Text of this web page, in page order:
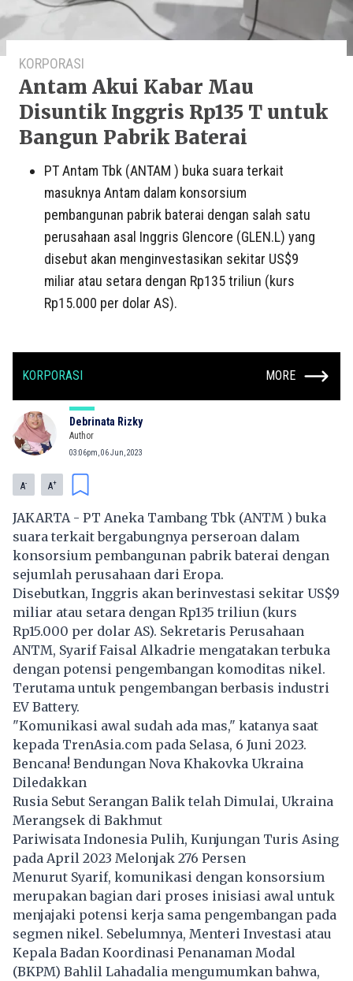
KORPORASI
Antam Akui Kabar Mau
Disuntik Inggris Rp135 T untuk
Bangun Pabrik Baterai
PT Antam Tbk (ANTAM ) buka suara terkait
masuknya Antam dalam konsorsium
pembangunan pabrik baterai dengan salah satu
perusahaan asal Inggris Glencore (GLEN.L) yang
disebut akan menginvestasikan sekitar US$9
miliar atau setara dengan Rp135 triliun (kurs
Rp15.000 per dolar AS).
KORPORASI MORE
Debrinata Rizky
Author
03:06pm, 06 Jun, 2023
A- A+
JAKARTA - PT Aneka Tambang Tbk (ANTM ) buka
suara terkait bergabungnya perseroan dalam
konsorsium pembangunan pabrik baterai dengan
sejumlah perusahaan dari Eropa.
Disebutkan, Inggris akan berinvestasi sekitar US$9
miliar atau setara dengan Rp135 triliun (kurs
Rp15.000 per dolar AS). Sekretaris Perusahaan
ANTM, Syarif Faisal Alkadrie mengatakan terbuka
dengan potensi pengembangan komoditas nikel.
Terutama untuk pengembangan berbasis industri
EV Battery.
"Komunikasi awal sudah ada mas," katanya saat
kepada TrenAsia.com pada Selasa, 6 Juni 2023.
Bencana! Bendungan Nova Khakovka Ukraina
Diledakkan
Rusia Sebut Serangan Balik telah Dimulai, Ukraina
Merangsek di Bakhmut
Pariwisata Indonesia Pulih, Kunjungan Turis Asing
pada April 2023 Melonjak 276 Persen
Menurut Syarif, komunikasi dengan konsorsium
merupakan bagian dari proses inisiasi awal untuk
menjajaki potensi kerja sama pengembangan pada
segmen nikel. Sebelumnya, Menteri Investasi atau
Kepala Badan Koordinasi Penanaman Modal
(BKPM) Bahlil Lahadalia mengumumkan bahwa,